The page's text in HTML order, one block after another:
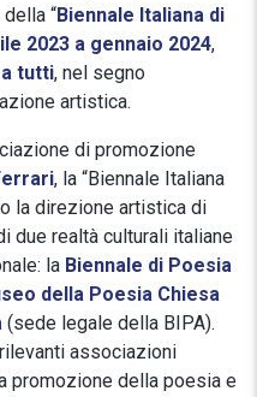
“Biennale Italiana di
2023 a gennaio 2024,
tutti, nel segno
artistica.
di promozione
, la “Biennale Italiana
la direzione artistica di
due realtà culturali italiane
la Biennale di Poesia
della Poesia Chiesa
(sede legale della BIPA).
associazioni
promozione della poesia e